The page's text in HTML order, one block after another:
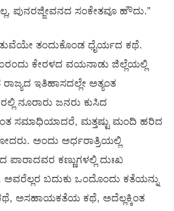
ಪುನರಜ್ಜೀವನದ ಸಂಕೇತವೂ ಹೌದು.”
ತಂದುಕೊಂಡ ಧೈರ್ಯದ ಕಥೆ.
ಕೇರಳದ ವಯನಾಡು ಜಿಲ್ಲೆಯಲ್ಲಿ
ಇತಿಹಾಸದಲ್ಲೇ ಅತ್ಯಂತ
ನೂರಾರು ಜನರು ಕುಸಿದ
ಸಮಾಧಿಯಾದರೆ, ಮತ್ತಷ್ಟು ಮಂದಿ ಹರಿದ
ಅಂದು ಅರ್ಧರಾತ್ರಿಯಲ್ಲಿ
ಕಣ್ಣುಗಳಲ್ಲಿ ದುಃಖ
ಬದುಕು ಒಂದೊಂದು ಕತೆಯನ್ನು
ಅಸಹಾಯಕತೆಯ ಕಥೆ, ಅದೆಲ್ಲಕ್ಕಿಂತ